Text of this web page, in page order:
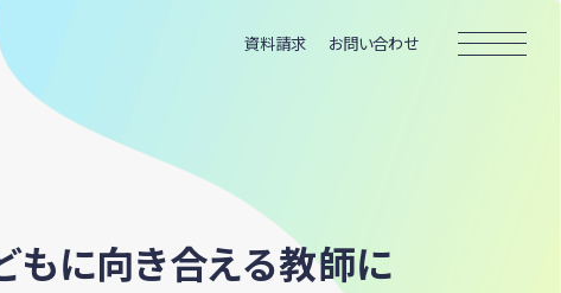
資料請求 お問い合わせ
もに向き合える教師に